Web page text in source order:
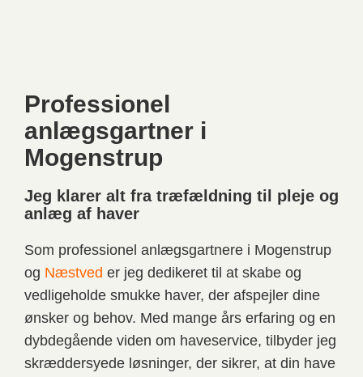
Professionel
anlægsgartner i
Mogenstrup
Jeg klarer alt fra træfældning til pleje og
anlæg af haver
Som professionel anlægsgartnere i Mogenstrup
og Næstved er jeg dedikeret til at skabe og
vedligeholde smukke haver, der afspejler dine
ønsker og behov. Med mange års erfaring og en
dybdegående viden om haveservice, tilbyder jeg
skræddersyede løsninger, der sikrer, at din have